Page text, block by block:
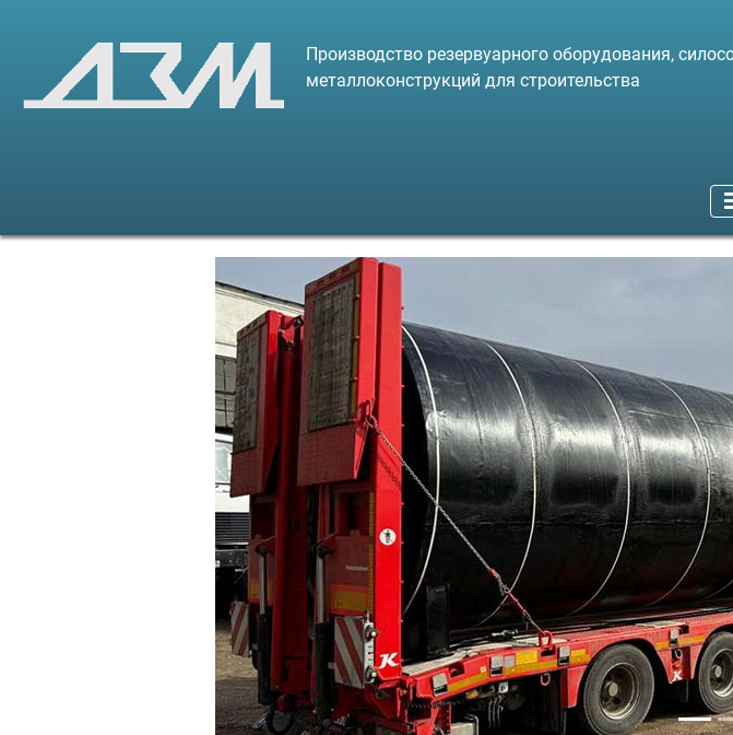
Производство резервуарного оборудования,
металлоконструкций для строительства
Предыдущий